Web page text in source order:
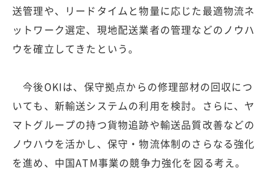
送管理や、リードタイムと物量に応じた最適物流ネ
ットワーク選定、現地配送業者の管理などのノウハ
ウを確立してきたという。
今後OKIは、保守拠点からの修理部材の回収につ
いても、新輸送システムの利用を検討。さらに、ヤ
マトグループの持つ貨物追跡や輸送品質改善などの
ノウハウを活かし、保守・物流体制のさらなる強化
を進め、中国ATM事業の競争力強化を図る考え。